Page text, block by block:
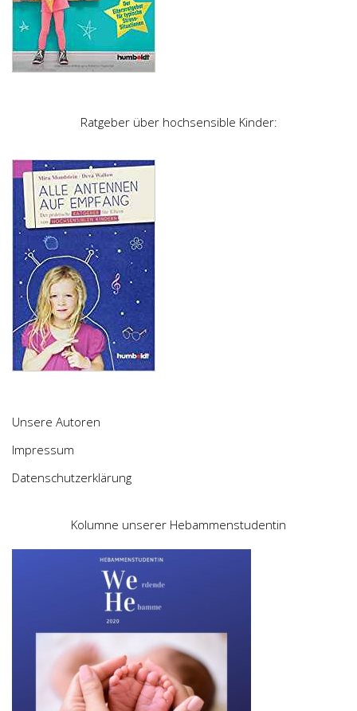
Ratgeber über hochsensible Kinder:
Unsere Autoren
Impressum
Datenschutzerklärung
Kolumne unserer Hebammenstudentin